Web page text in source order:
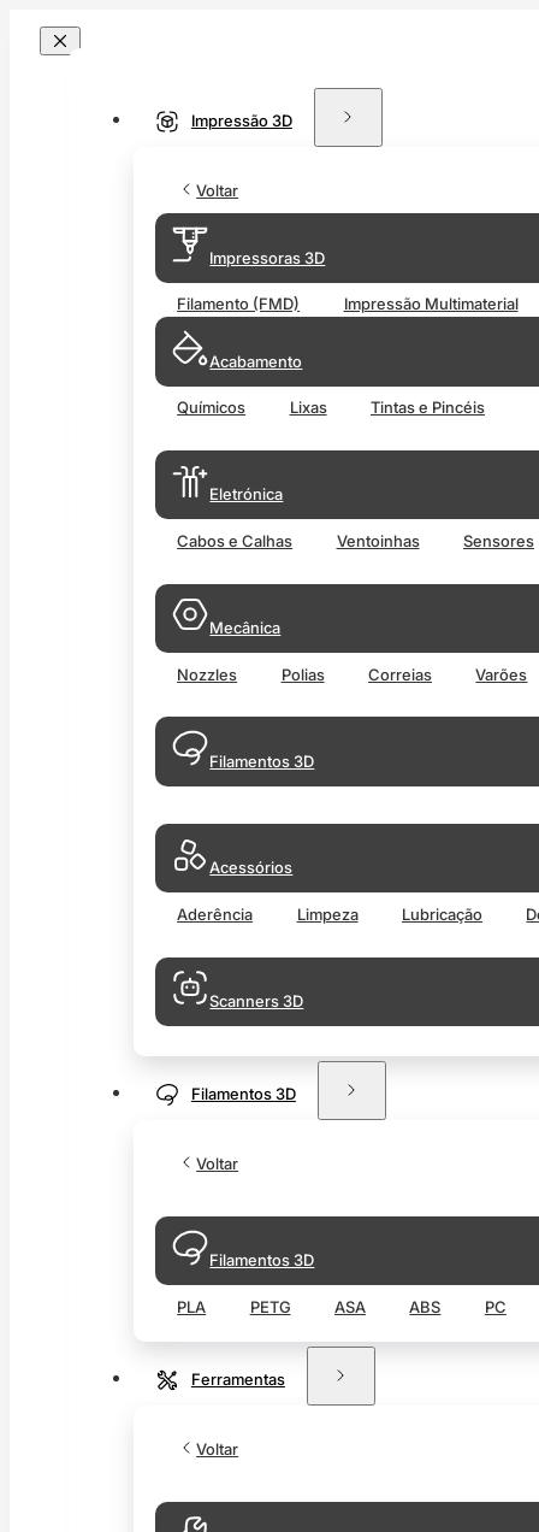
Impressão 3D
Voltar
Impressoras 3D
Filamento (FMD) Impressão Multimaterial
Acabamento
Químicos Lixas Tintas e Pincéis
Eletrónica
Cabos e Calhas Ventoinhas Sensores
Mecânica
Nozzles Polias Correias Varões
Filamentos 3D
Acessórios
Aderência Limpeza Lubricação
Scanners 3D
Filamentos 3D
Voltar
Filamentos 3D
PLA PETG ASA ABS PC
Ferramentas
Voltar